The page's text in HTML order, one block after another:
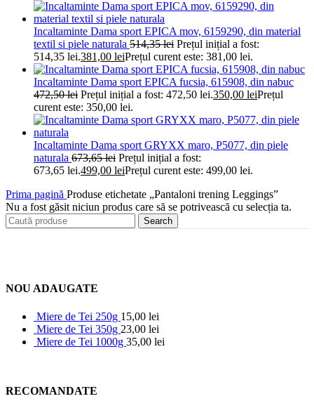
Incaltaminte Dama sport EPICA mov, 6159290, din material
textil si piele naturala 514,35lei Prețul inițial a fost:
514,35 lei.381,00 leiPrețul curent este: 381,00 lei.
Incaltaminte Dama sport EPICA fucsia, 615908, din nabuc
472,50lei Prețul inițial a fost: 472,50 lei.350,00 leiPrețul
curent este: 350,00 lei.
Incaltaminte Dama sport GRYXX maro, P5077, din piele
naturala 673,65lei Prețul inițial a fost:
673,65 lei.499,00 leiPrețul curent este: 499,00 lei.
Prima pagină Produse etichetate „Pantaloni trening Leggings”
Nu a fost găsit niciun produs care să se potrivească cu selecția ta.
Search
NOU ADAUGATE
Miere de Tei 250g 15,00 lei
Miere de Tei 350g 23,00 lei
Miere de Tei 1000g 35,00 lei
RECOMANDATE